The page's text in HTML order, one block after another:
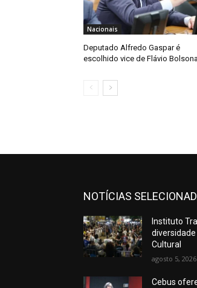
Nacionais
Deputado Alfredo Gaspar é
escolhido vice de Flávio
NOTÍCIAS
Instituto
diversidade
Cultural
agosto 5, 2026
Cebus